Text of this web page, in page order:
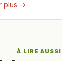
plus →
À LIRE AUSSI